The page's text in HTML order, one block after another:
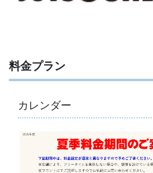
料金プラン
カレンダー